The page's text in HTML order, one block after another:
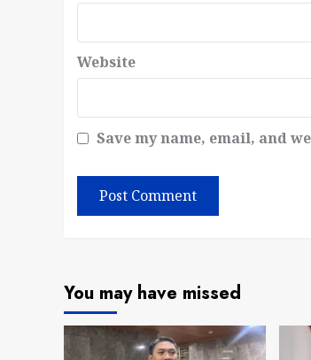
Website
Save my name, email, and
You may have missed